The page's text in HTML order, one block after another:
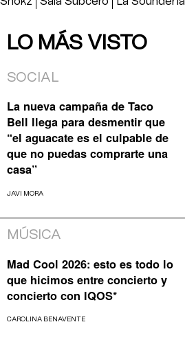
LO MÁS VISTO
SOCIAL
La nueva campaña de Taco
Bell llega para desmentir que
“el aguacate es el culpable de
que no puedas comprarte una
casa”
JAVI MORA
MÚSICA
Mad Cool 2026: esto es todo lo
que hicimos entre concierto y
concierto con IQOS*
CAROLINA BENAVENTE